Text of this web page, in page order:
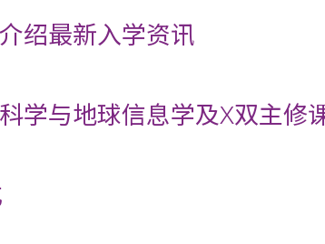
绍最新入学资讯
学与地球信息学及X双主修